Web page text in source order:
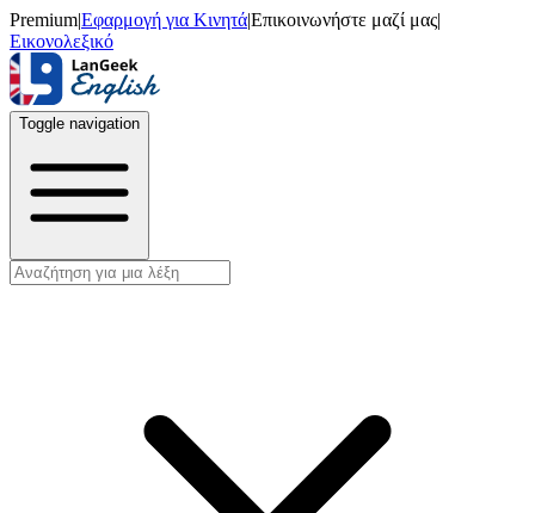
Premium|Εφαρμογή για Κινητά|Επικοινωνήστε μαζί μας|
Εικονολεξικό
Toggle navigation